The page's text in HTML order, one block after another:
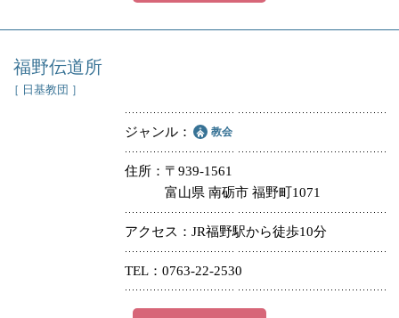
福野伝道所
［ 日基教団 ］
ジャンル 教会
住所
〒939-1561
富山県 南砺市 福野町1071
アクセス JR福野駅から徒歩10分
TEL 0763-22-2530